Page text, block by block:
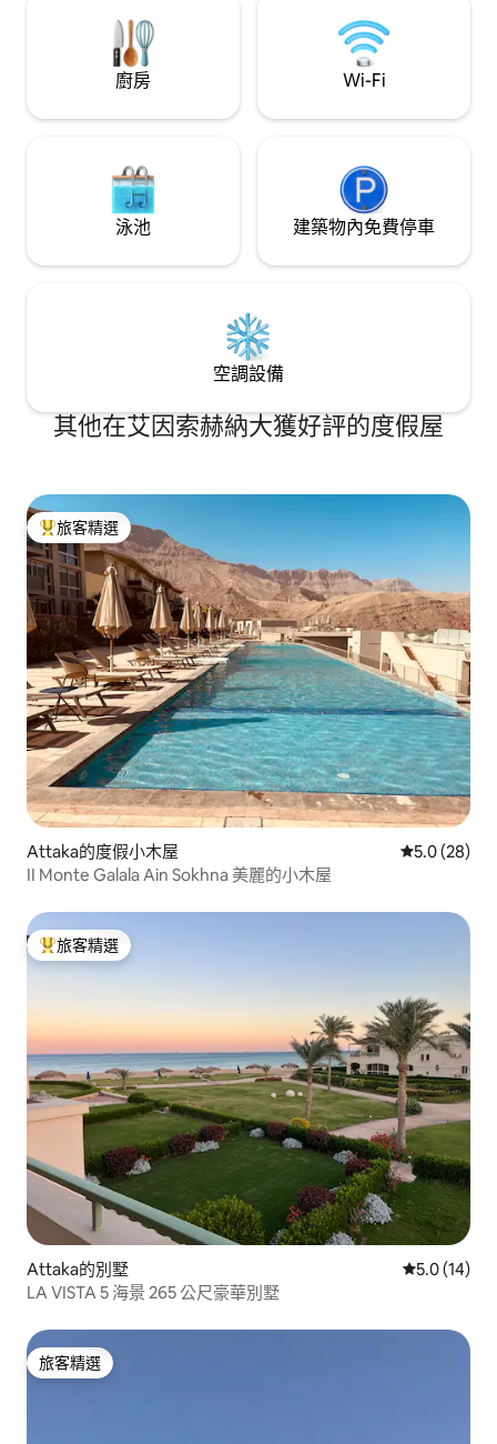
入住，距離開羅 (Cairo) 只有 90 分鐘路
廚房 Wi-Fi
泳池 建築物內免費停車
空調設備
其他在艾因索赫納大獲好評的度假屋
旅客精選榜首
旅客精選
Attaka的度假小木屋 從 28 則評
5.0 (28)
II Monte Galala Ain Sokhna 美麗的小木屋
旅客精選榜首
旅客精選
Attaka的別墅 從 14 則評
5.0 (14)
LA VISTA 5 海景 265 公尺豪華別墅
旅客精選
旅客精選